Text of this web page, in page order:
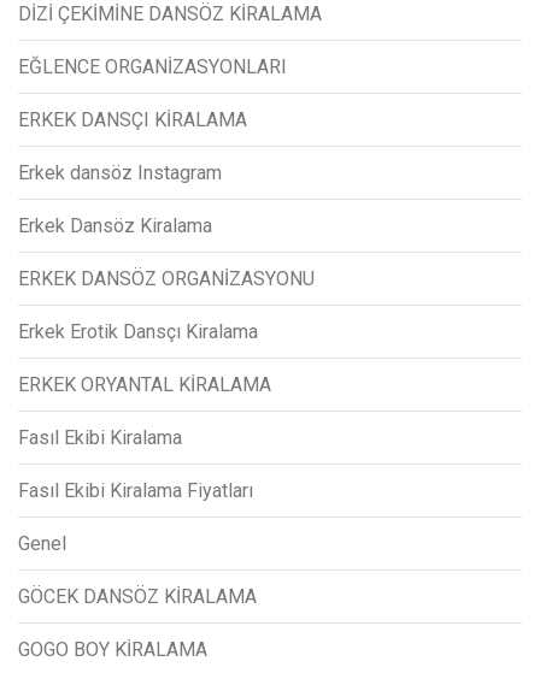
DİZİ ÇEKİMİNE DANSÖZ KİRALAMA
EĞLENCE ORGANİZASYONLARI
ERKEK DANSÇI KİRALAMA
Erkek dansöz Instagram
Erkek Dansöz Kiralama
ERKEK DANSÖZ ORGANİZASYONU
Erkek Erotik Dansçı Kiralama
ERKEK ORYANTAL KİRALAMA
Fasıl Ekibi Kiralama
Fasıl Ekibi Kiralama Fiyatları
Genel
GÖCEK DANSÖZ KİRALAMA
GOGO BOY KİRALAMA